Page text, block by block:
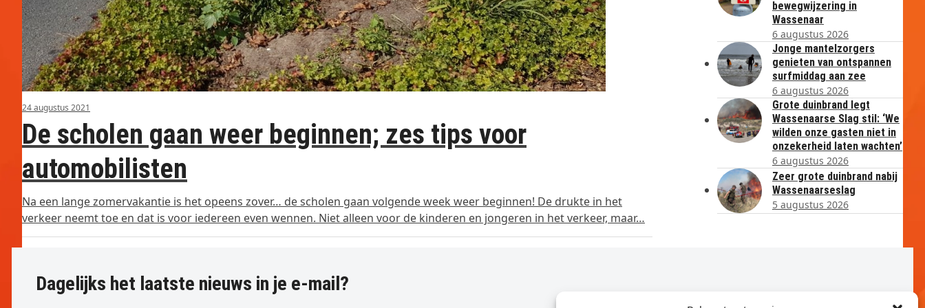
24 augustus 2021
De scholen gaan weer beginnen; zes tips voor
automobilisten
Na een lange zomervakantie is het opeens zover… de scholen gaan volgende week weer beginnen! De drukte in het
verkeer neemt toe en dat is voor iedereen even wennen. Niet alleen voor de kinderen en jongeren in het verkeer, maar…
bewegwijzering in
Wassenaar
6 augustus 2026
Jonge mantelzorgers
genieten van ontspannen
surfmiddag aan zee
6 augustus 2026
Grote duinbrand legt
Wassenaarse Slag stil: ‘We
wilden onze gasten niet in
onzekerheid laten wachten’
6 augustus 2026
Zeer grote duinbrand nabij
Wassenaarseslag
5 augustus 2026
Dagelijks het laatste nieuws in je e-mail?